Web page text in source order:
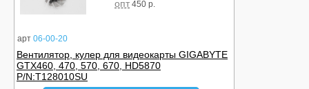
арт 06-00-20
опт 450 р.
Вентилятор, кулер для видеокарты GIGABYTE
GTX460, 470, 570, 670, HD5870
P/N:T128010SU